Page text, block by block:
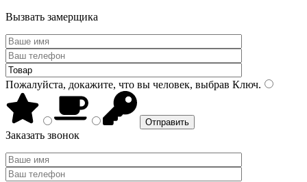
Вызвать замерщика
Пожалуйста, докажите, что вы человек, выбрав Ключ.
Заказать звонок